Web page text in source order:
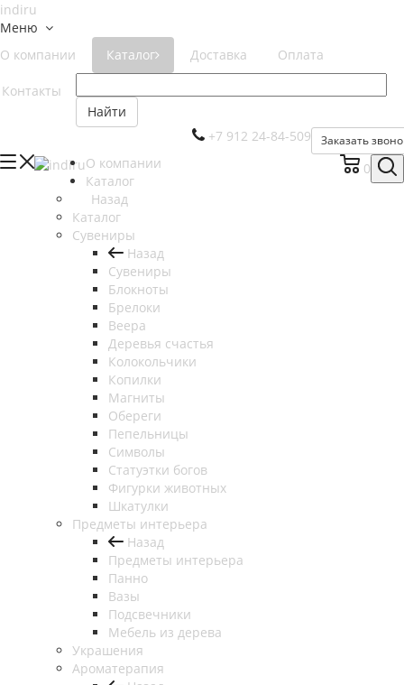
Меню
О компании
Каталог Доставка Оплата
Контакты
Найти
Заказать
+7 912 24-84-509
0
О компании
Каталог
Назад
Каталог
Сувениры
Назад
Сувениры
Блокноты
Брелоки
Веера
Деревья счастья
Колокольчики
Копилки
Магниты
Обереги
Пепельницы
Символы
Статуэтки богов
Фигурки животных
Шкатулки
Предметы интерьера
Назад
Предметы интерьера
Панно
Вазы
Подсвечники
Мебель из дерева
Украшения
Ароматерапия